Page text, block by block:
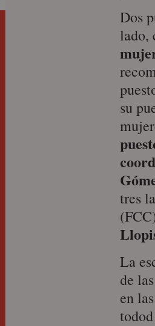
Dos
su
tres
La
de
en